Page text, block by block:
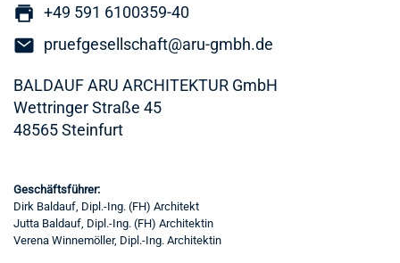
+49 591 6100359-40
pruefgesellschaft@aru-gmbh.de
BALDAUF ARU ARCHITEKTUR GmbH
Wettringer Straße 45
48565 Steinfurt
Geschäftsführer:
Dirk Baldauf, Dipl.-Ing. (FH) Architekt
Jutta Baldauf, Dipl.-Ing. (FH) Architektin
Verena Winnemöller, Dipl.-Ing. Architektin